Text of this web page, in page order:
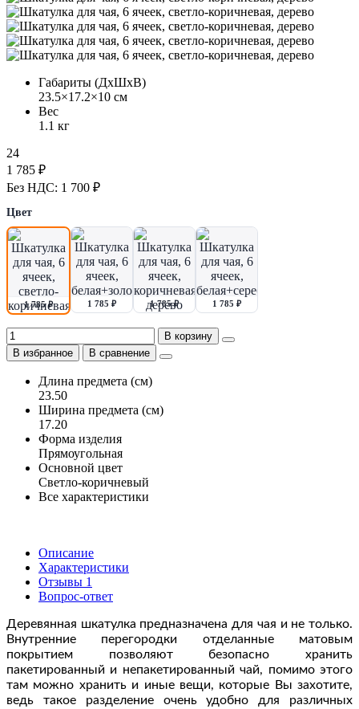
Габариты (ДхШхВ)
23.5×17.2×10 см
Вес
1.1 кг
24
1 785 ₽
Без НДС: 1 700 ₽
Цвет
1 785 ₽ 1 785 ₽ 1 785 ₽ 1 785 ₽
В корзину
В избранное
В сравнение
Длина предмета (см)
23.50
Ширина предмета (см)
17.20
Форма изделия
Прямоугольная
Основной цвет
Светло-коричневый
Все характеристики
Описание
Характеристики
Отзывы 1
Вопрос-ответ
Деревянная шкатулка предназначена для чая и не только.
Внутренние перегородки отделанные матовым
покрытием позволяют безопасно хранить
пакетированный и непакетированный чай, помимо этого
там можно хранить и иные вещи, которые Вы захотите,
ведь такое разделение очень удобно для различных